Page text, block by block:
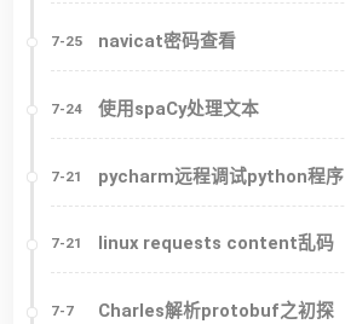
7-25 navicat密码查看
7-24 使用spaCy处理文本
7-21 pycharm远程调试python程序
7-21 linux requests content乱码
7-7 Charles解析protobuf之初探